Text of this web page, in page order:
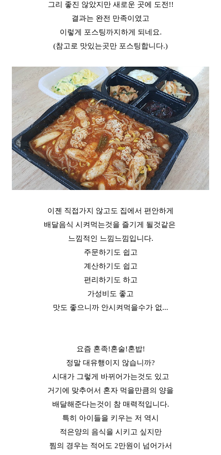
그리 좋진 않았지만 새로운 곳에 도전!!
결과는 완전 만족이였고
이렇게 포스팅까지하게 되네요.
(참고로 맛있는곳만 포스팅합니다.)
이젠 직접가지 않고도 집에서 편안하게
배달음식 시켜먹는것을 즐기게 될것같은
느낌적인 느낌느낌입니다.
주문하기도 쉽고
계산하기도 쉽고
편리하기도 하고
가성비도 좋고
맛도 좋으니까 안시켜먹을수가 없...
요즘 혼족!혼술!혼밥!
정말 대유행이지 않습니까?
시대가 그렇게 바뀌어가는것도 있고
거기에 맞추어서 혼자 먹을만큼의 양을
배달해준다는것이 참 매력적입니다.
특히 아이들을 키우는 저 역시
적은양의 음식을 시키고 싶지만
찜의 경우는 적어도 2만원이 넘어가서